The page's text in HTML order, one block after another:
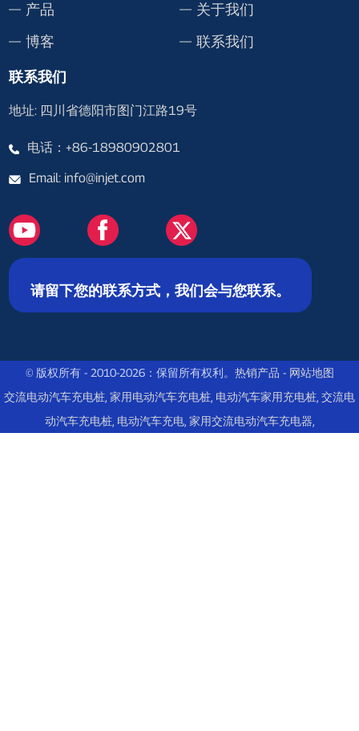
产品
关于我们
博客
联系我们
联系我们
地址: 四川省德阳市图门江路19号
电话：+86-18980902801
Email: info@injet.com
请留下您的联系方式，我们会与您联系。
© 版权所有 - 2010-2026：保留所有权利。 热销产品 - 网站地图
交流电动汽车充电桩, 家用电动汽车充电桩, 电动汽车家用充电桩, 交流电
动汽车充电桩, 电动汽车充电, 家用交流电动汽车充电器,